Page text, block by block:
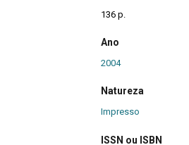
136 p.
Ano
2004
Natureza
Impresso
ISSN ou ISBN